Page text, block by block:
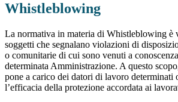
Whistleblowing
La normativa in materia di Whistleblowing è
soggetti che segnalano violazioni di
o comunitarie di cui sono venuti a
determinata Amministrazione. A questo
pone a carico dei datori di lavoro determinati
l’efficacia della protezione accordata ai